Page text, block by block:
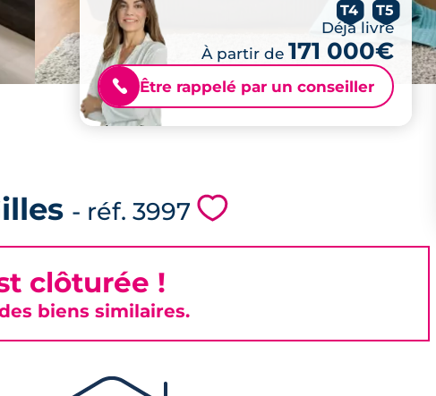
T4 T5
Déjà livré
À partir de 171 000€
📞 Être rappelé par un conseiller
- réf. 3997 💗
clôturée !
biens similaires.